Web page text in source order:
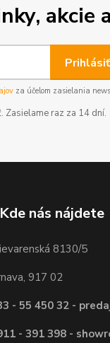
akcie
za účelom zasielania
Zasielame raz za 14 dní.
Kde nás nájdete
8130/5
917 02
- 55 450 32 -
- 391 398 -